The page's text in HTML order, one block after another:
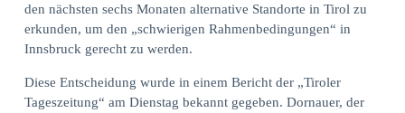
den nächsten sechs Monaten alternative Standorte in Tirol zu
erkunden, um den „schwierigen Rahmenbedingungen“ in
Innsbruck gerecht zu werden.
Diese Entscheidung wurde in einem Bericht der „Tiroler
Tageszeitung“ am Dienstag bekannt gegeben. Dornauer, der